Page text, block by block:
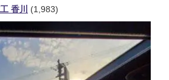
香川
(1,983)